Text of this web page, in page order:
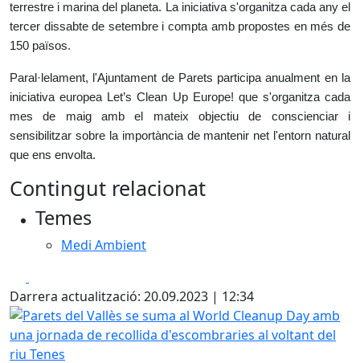
terrestre i marina del planeta. La iniciativa s'organitza cada any el
tercer dissabte de setembre i compta amb propostes en més de
150 països.
Paral·lelament, l'Ajuntament de Parets participa anualment en la
iniciativa europea Let’s Clean Up Europe! que s'organitza cada
mes de maig amb el mateix objectiu de conscienciar i
sensibilitzar sobre la importància de mantenir net l'entorn natural
que ens envolta.
Contingut relacionat
Temes
Medi Ambient
Darrera actualització: 20.09.2023 | 12:34
Parets del Vallès se suma al World Cleanup Day amb